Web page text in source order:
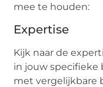
mee te houden:
Expertise
Kijk naar de
in jouw specifieke
met vergelijkbare